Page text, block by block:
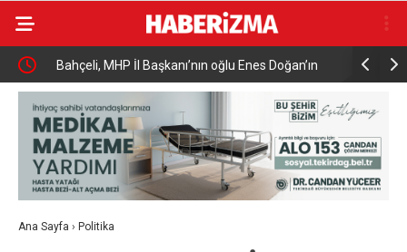
Bahçeli, MHP İl Başkanı’nın oğlu Enes Doğan’ın
düğününe katıldı istihdamı
Ana Sayfa › Politika